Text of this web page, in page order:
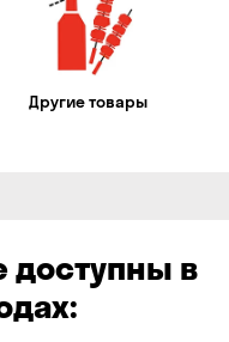
Другие товары
доступны в